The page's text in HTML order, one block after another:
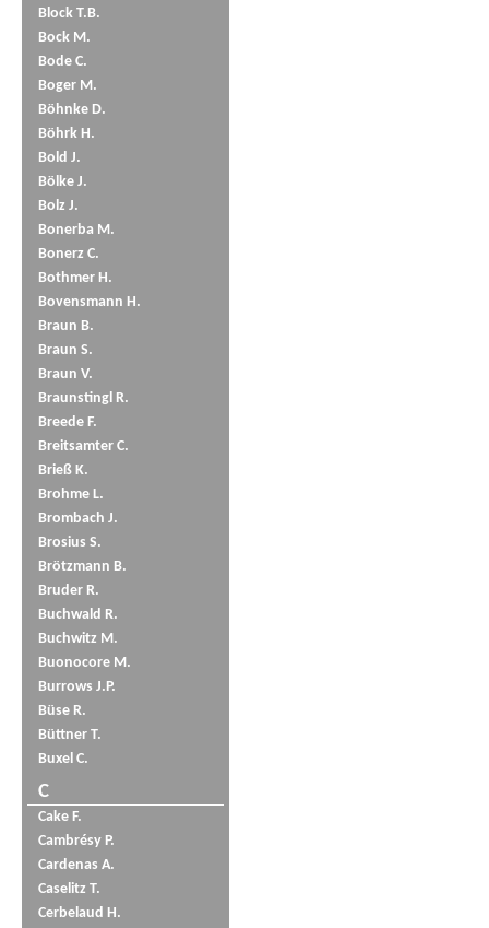
Block T.B.
Bock M.
Bode C.
Boger M.
Böhnke D.
Böhrk H.
Bold J.
Bölke J.
Bolz J.
Bonerba M.
Bonerz C.
Bothmer H.
Bovensmann H.
Braun B.
Braun S.
Braun V.
Braunstingl R.
Breede F.
Breitsamter C.
Brieß K.
Brohme L.
Brombach J.
Brosius S.
Brötzmann B.
Bruder R.
Buchwald R.
Buchwitz M.
Buonocore M.
Burrows J.P.
Büse R.
Büttner T.
Buxel C.
C
Cake F.
Cambrésy P.
Cardenas A.
Caselitz T.
Cerbelaud H.